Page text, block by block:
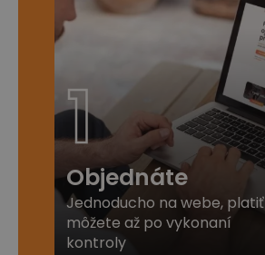
1
Objednáte
Jednoducho na webe, platiť
môžete až po vykonaní
kontroly